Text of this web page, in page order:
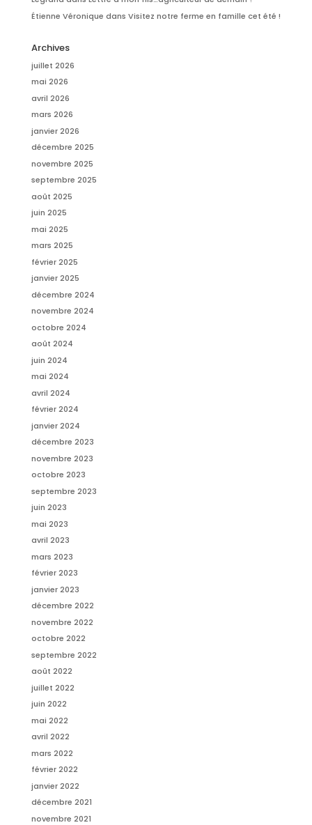
Étienne Véronique dans Visitez notre ferme en famille cet été !
Archives
juillet 2026
mai 2026
avril 2026
mars 2026
janvier 2026
décembre 2025
novembre 2025
septembre 2025
août 2025
juin 2025
mai 2025
mars 2025
février 2025
janvier 2025
décembre 2024
novembre 2024
octobre 2024
août 2024
juin 2024
mai 2024
avril 2024
février 2024
janvier 2024
décembre 2023
novembre 2023
octobre 2023
septembre 2023
juin 2023
mai 2023
avril 2023
mars 2023
février 2023
janvier 2023
décembre 2022
novembre 2022
octobre 2022
septembre 2022
août 2022
juillet 2022
juin 2022
mai 2022
avril 2022
mars 2022
février 2022
janvier 2022
décembre 2021
novembre 2021